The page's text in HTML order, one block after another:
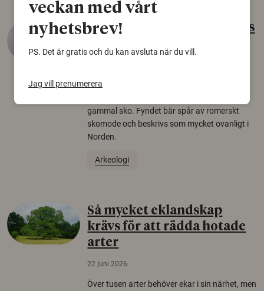
Gammalt skinn var Sveriges
Det som arkeologer länge trodde var en
gammal sko. Fyndet bär spår av romerskt
skomode och beskrivs som mycket ovanligt i
Norden.
Arkeologi
Så mycket eklandskap
krävs för att rädda hotade
arter
22 juni 2026
Över tusen arter behöver ekar i sin närhet, men
veckan med vårt
nyhetsbrev!
PS. Det är gratis och du kan avsluta när du vill.
Jag vill prenumerera